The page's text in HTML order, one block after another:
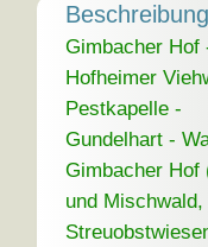
Gimbacher Hof
Hofheimer
Pestkapelle -
Gundelhart -
Gimbacher Hof
und